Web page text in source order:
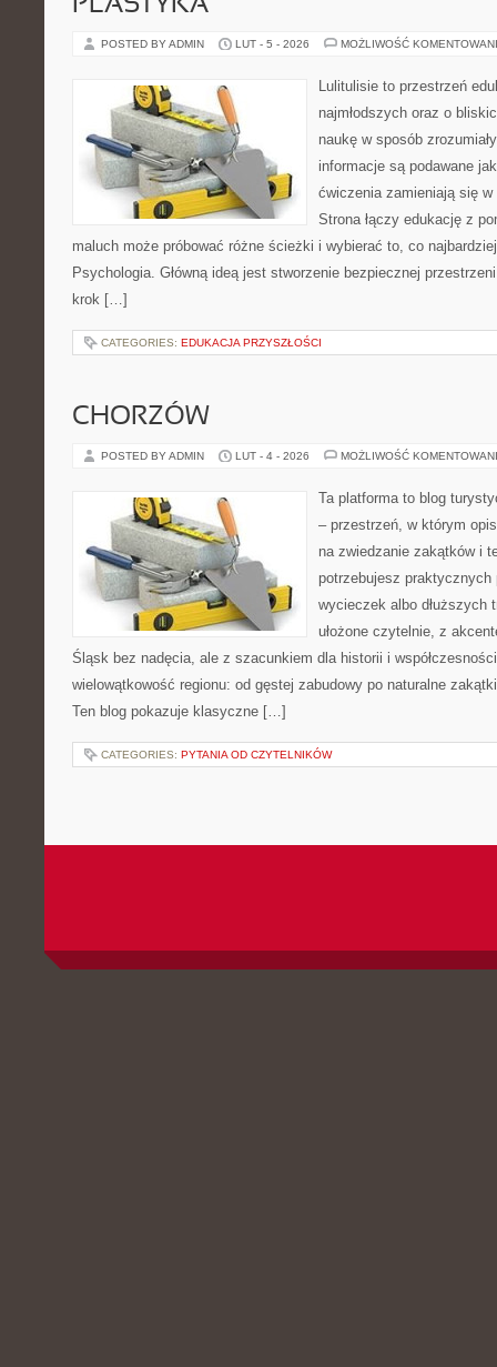
PLASTYKA
POSTED BY ADMIN LUT - 5 - 2026 MOŻLIWOŚĆ
Lulitulisie to przestrzeń
najmłodszych oraz o
naukę w sposób
informacje są podawane
ćwiczenia zamieniają się
Strona łączy edukację z
maluch może próbować różne ścieżki i wybierać to, co
Psychologia. Główną ideą jest stworzenie bezpiecznej
krok […]
CATEGORIES: EDUKACJA PRZYSZŁOŚCI
CHORZÓW
POSTED BY ADMIN LUT - 4 - 2026 MOŻLIWOŚĆ
Ta platforma to blog
– przestrzeń, w którym
na zwiedzanie zakątków i
potrzebujesz praktycznych
wycieczek albo dłuższych
ułożone czytelnie, z
Śląsk bez nadęcia, ale z szacunkiem dla historii i
wielowątkowość regionu: od gęstej zabudowy po naturalne
Ten blog pokazuje klasyczne […]
CATEGORIES: PYTANIA OD CZYTELNIKÓW